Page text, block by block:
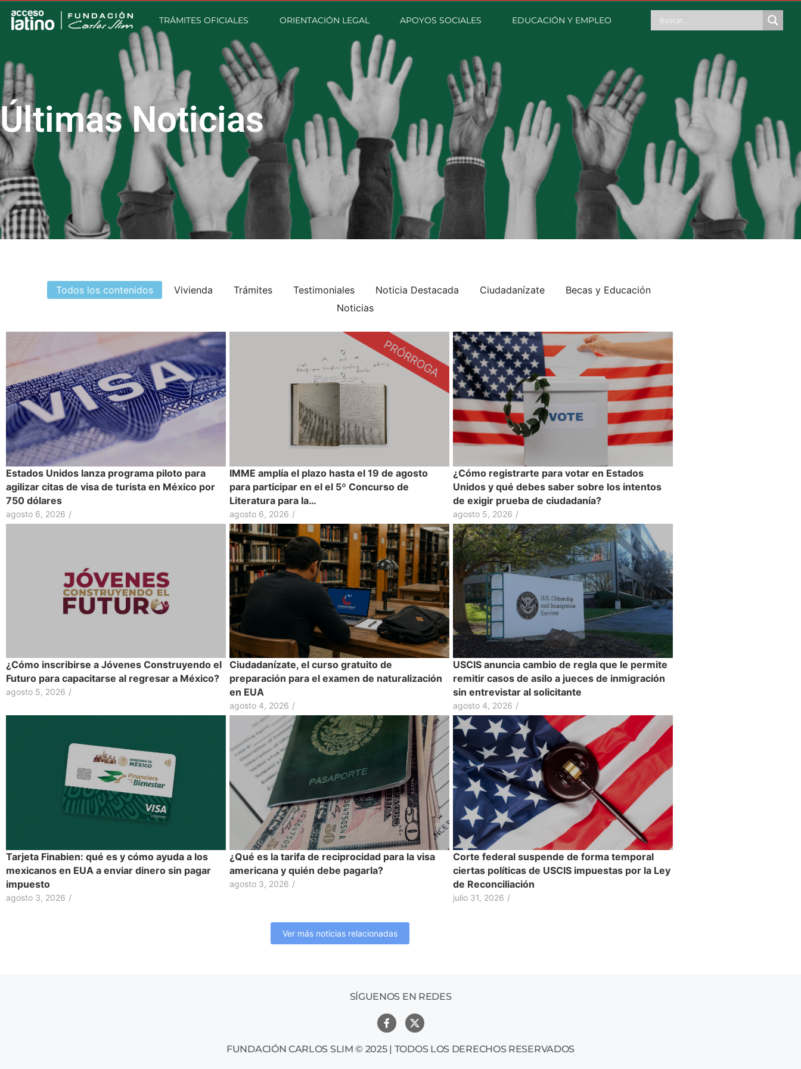
TRÁMITES OFICIALES ORIENTACIÓN LEGAL APOYOS SOCIALES EDUCACIÓN Y EMPLEO
Últimas Noticias
Todos los contenidos Vivienda Trámites Testimoniales Noticia Destacada Ciudadanízate
Becas y Educación
Noticias
Estados Unidos lanza programa piloto para
agilizar citas de visa de turista en México por
750 dólares
agosto 6, 2026 /
IMME amplía el plazo hasta el 19 de agosto
para participar en el el 5º Concurso de
Literatura para la…
agosto 6, 2026 /
¿Cómo registrarte para votar en Estados
Unidos y qué debes saber sobre los intentos
de exigir prueba de ciudadanía?
agosto 5, 2026 /
¿Cómo inscribirse a Jóvenes Construyendo el
Futuro para capacitarse al regresar a México?
agosto 5, 2026 /
Ciudadanízate, el curso gratuito de
preparación para el examen de naturalización
en EUA
agosto 4, 2026 /
USCIS anuncia cambio de regla que le permite
remitir casos de asilo a jueces de inmigración
sin entrevistar al solicitante
agosto 4, 2026 /
Tarjeta Finabien: qué es y cómo ayuda a los
mexicanos en EUA a enviar dinero sin pagar
impuesto
agosto 3, 2026 /
¿Qué es la tarifa de reciprocidad para la visa
americana y quién debe pagarla?
agosto 3, 2026 /
Corte federal suspende de forma temporal
ciertas políticas de USCIS impuestas por la Ley
de Reconciliación
julio 31, 2026 /
Ver más noticias relacionadas
SÍGUENOS EN REDES
FUNDACIÓN CARLOS SLIM © 2025 | TODOS LOS DERECHOS RESERVADOS